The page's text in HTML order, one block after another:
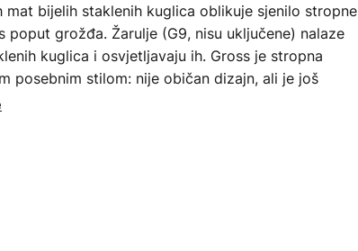
mat bijelih staklenih kuglica oblikuje sjenilo stropne
poput grožđa. Žarulje (G9, nisu uključene) nalaze
kuglica i osvjetljavaju ih. Gross je stropna
posebnim stilom: nije običan dizajn, ali je još
u svim vrstama soba.